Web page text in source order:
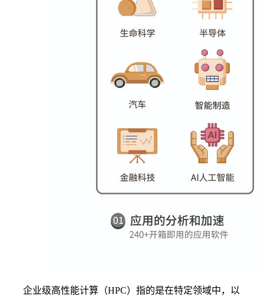
企业级高性能计算（HPC）指的是在特定领域中，以